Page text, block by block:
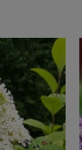
Dodaj
do
listy
życzeń